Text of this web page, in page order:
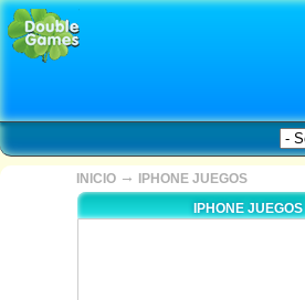
INICIO →
IPHONE JUEGOS
IPHONE JUEGOS